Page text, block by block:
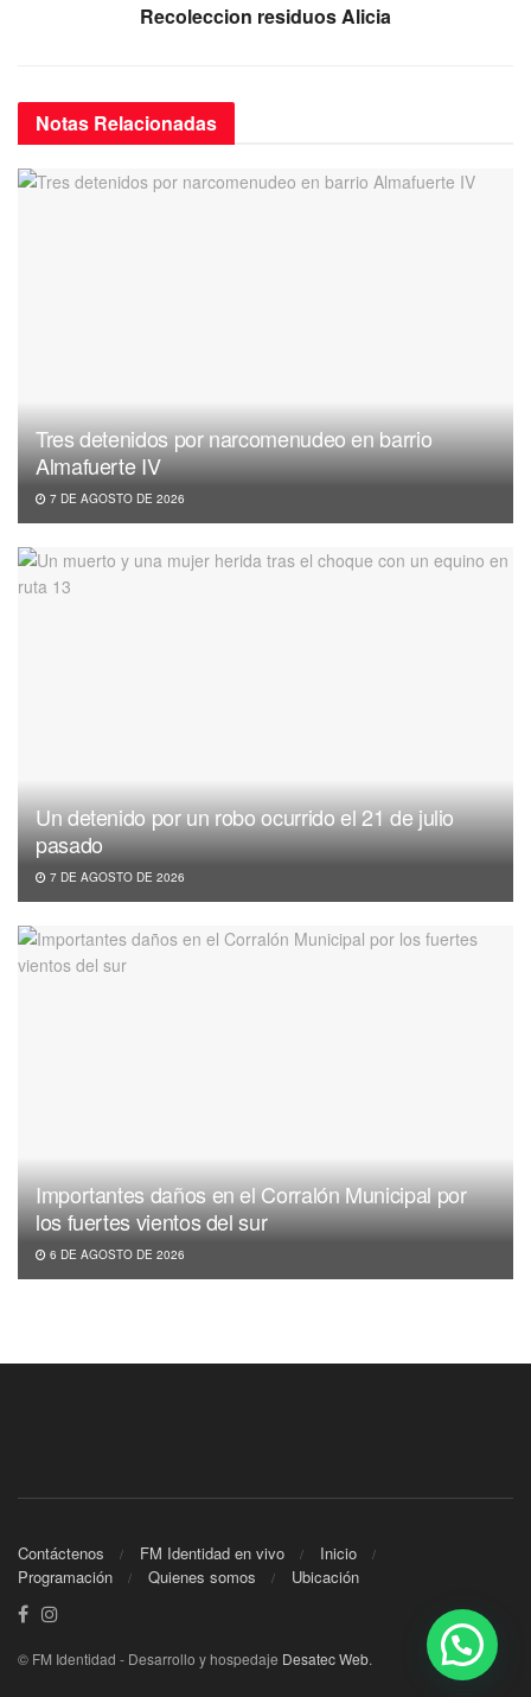
Recoleccion residuos Alicia
Notas Relacionadas
Tres detenidos por narcomenudeo en barrio
Almafuerte IV
7 DE AGOSTO DE 2026
Un detenido por un robo ocurrido el 21 de julio
pasado
7 DE AGOSTO DE 2026
Importantes daños en el Corralón Municipal por
los fuertes vientos del sur
6 DE AGOSTO DE 2026
Contáctenos FM Identidad en vivo
Inicio
Programación
Quienes somos Ubicación
© FM Identidad - Desarrollo y hospedaje Desatec Web.